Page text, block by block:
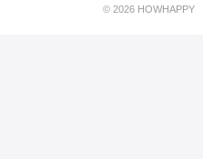
© 2026 HOWHAPPY